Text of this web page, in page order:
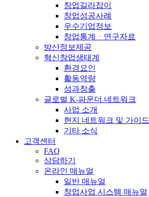
창업길라잡이
창업성공사례
우수기업정보
창업통계ㆍ연구자료
방산정보제공
혁신창업생태계
환경요인
활동역량
성과창출
글로벌 K-파운더 네트워크
사업 소개
현지 네트워크 및 가이드
기타 소식
고객센터
FAQ
상담하기
온라인 매뉴얼
일반 매뉴얼
창업사업 시스템 매뉴얼